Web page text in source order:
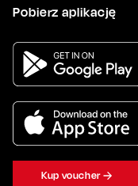
Pobierz aplikację
Kup voucher